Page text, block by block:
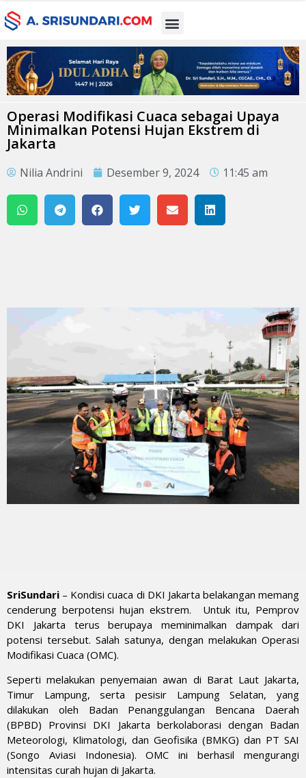
Operasi Modifikasi Cuaca sebagai Upaya
Minimalkan Potensi Hujan Ekstrem di
Jakarta
Nilia Andrini Desember 9, 2024 11:45 am
SriSundari – Kondisi cuaca di DKI Jakarta belakangan memang
cenderung berpotensi hujan ekstrem. Untuk itu, Pemprov
DKI Jakarta terus berupaya meminimalkan dampak dari
potensi tersebut. Salah satunya, dengan melakukan Operasi
Modifikasi Cuaca (OMC).
Seperti melakukan penyemaian awan di Barat Laut Jakarta,
Timur Lampung, serta pesisir Lampung Selatan, yang
dilakukan oleh Badan Penanggulangan Bencana Daerah
(BPBD) Provinsi DKI Jakarta berkolaborasi dengan Badan
Meteorologi, Klimatologi, dan Geofisika (BMKG) dan PT SAI
(Songo Aviasi Indonesia). OMC ini berhasil mengurangi
intensitas curah hujan di Jakarta.